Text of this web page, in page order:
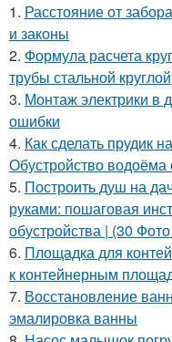
1. Расстояние от
и законы
2. Формула расчета
трубы стальной круглой
3. Монтаж электрики в
ошибки
4. Как сделать прудик
Обустройство
5. Построить душ на
руками: пошаговая
обустройства | (30
6. Площадка для
к контейнерным
7. Восстановление
эмалировка ванны